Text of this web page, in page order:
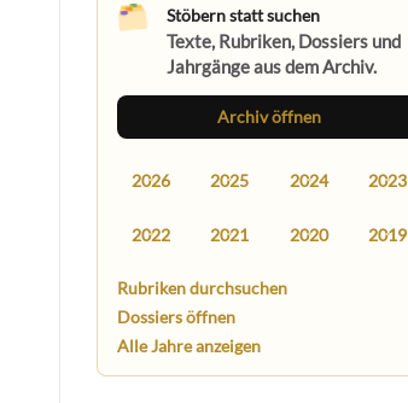
Stöbern statt suchen
Texte, Rubriken, Dossiers und
Jahrgänge aus dem Archiv.
Archiv öffnen
2026 2025 2024 2023
2022 2021 2020 2019
Rubriken durchsuchen
Dossiers öffnen
Alle Jahre anzeigen